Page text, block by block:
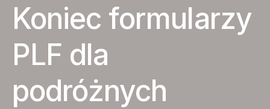
Koniec formularzy
PLF dla
podróżnych